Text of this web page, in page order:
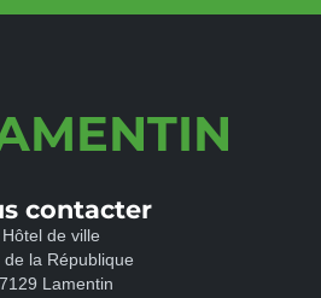
contacter
Hôtel de ville
de la République
Lamentin